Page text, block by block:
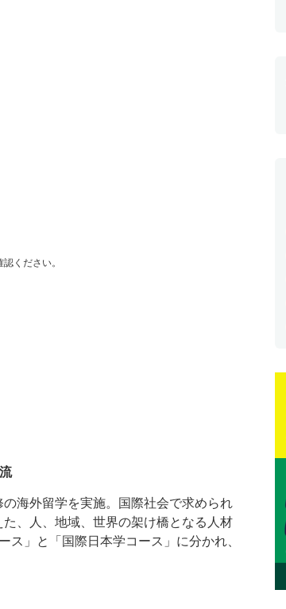
ください。
海外留学を実施。国際社会で求められ
、人、地域、世界の架け橋となる人材
ス」と「国際日本学コース」に分かれ、